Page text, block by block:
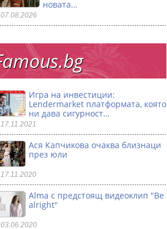
новата…
Игра на инвестиции:
Lendermarket платформата, която
ни дава сигурност…
Ася Капчикова очаква близнаци
през юли
Alma с предстоящ видеоклип "Be
alright"